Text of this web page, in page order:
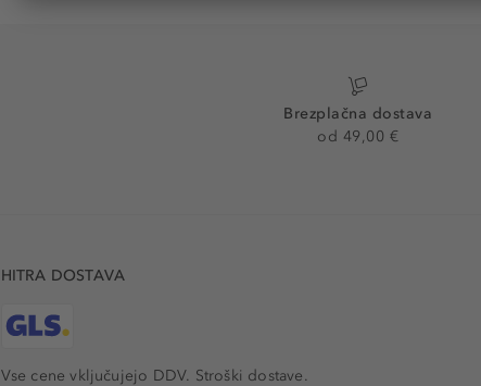
Brezplačna dostava
od 49,00 €
HITRA DOSTAVA
Vse cene vključujejo DDV. Stroški dostave.